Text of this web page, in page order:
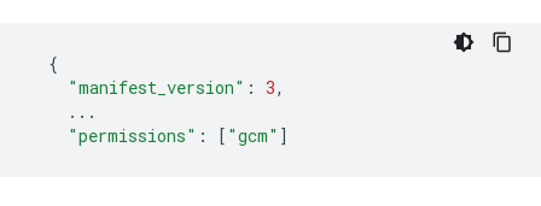
{
"manifest_version" : 3,
...
"permissions" : [ "gcm" ]